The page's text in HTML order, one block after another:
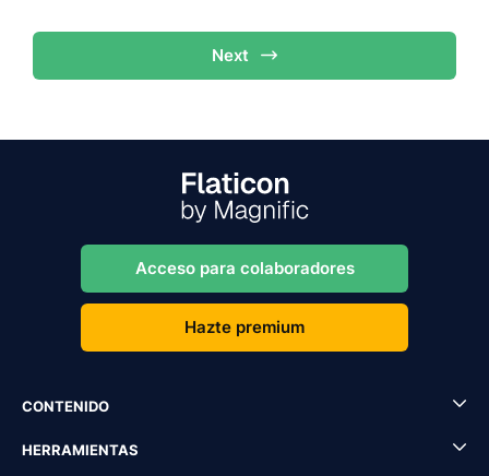
Next
Acceso para colaboradores
Hazte premium
CONTENIDO
HERRAMIENTAS